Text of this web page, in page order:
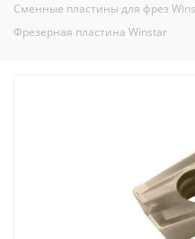
Сменные пластины для фрез
Фрезерная пластина Winstar